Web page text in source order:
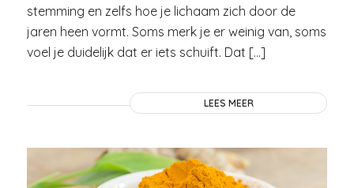
stemming en zelfs hoe je lichaam zich door de
jaren heen vormt. Soms merk je er weinig van, soms
voel je duidelijk dat er iets schuift. Dat […]
LEES MEER